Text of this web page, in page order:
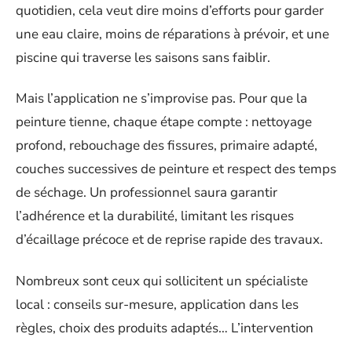
quotidien, cela veut dire moins d’efforts pour garder
une eau claire, moins de réparations à prévoir, et une
piscine qui traverse les saisons sans faiblir.
Mais l’application ne s’improvise pas. Pour que la
peinture tienne, chaque étape compte : nettoyage
profond, rebouchage des fissures, primaire adapté,
couches successives de peinture et respect des temps
de séchage. Un professionnel saura garantir
l’adhérence et la durabilité, limitant les risques
d’écaillage précoce et de reprise rapide des travaux.
Nombreux sont ceux qui sollicitent un spécialiste
local : conseils sur-mesure, application dans les
règles, choix des produits adaptés… L’intervention